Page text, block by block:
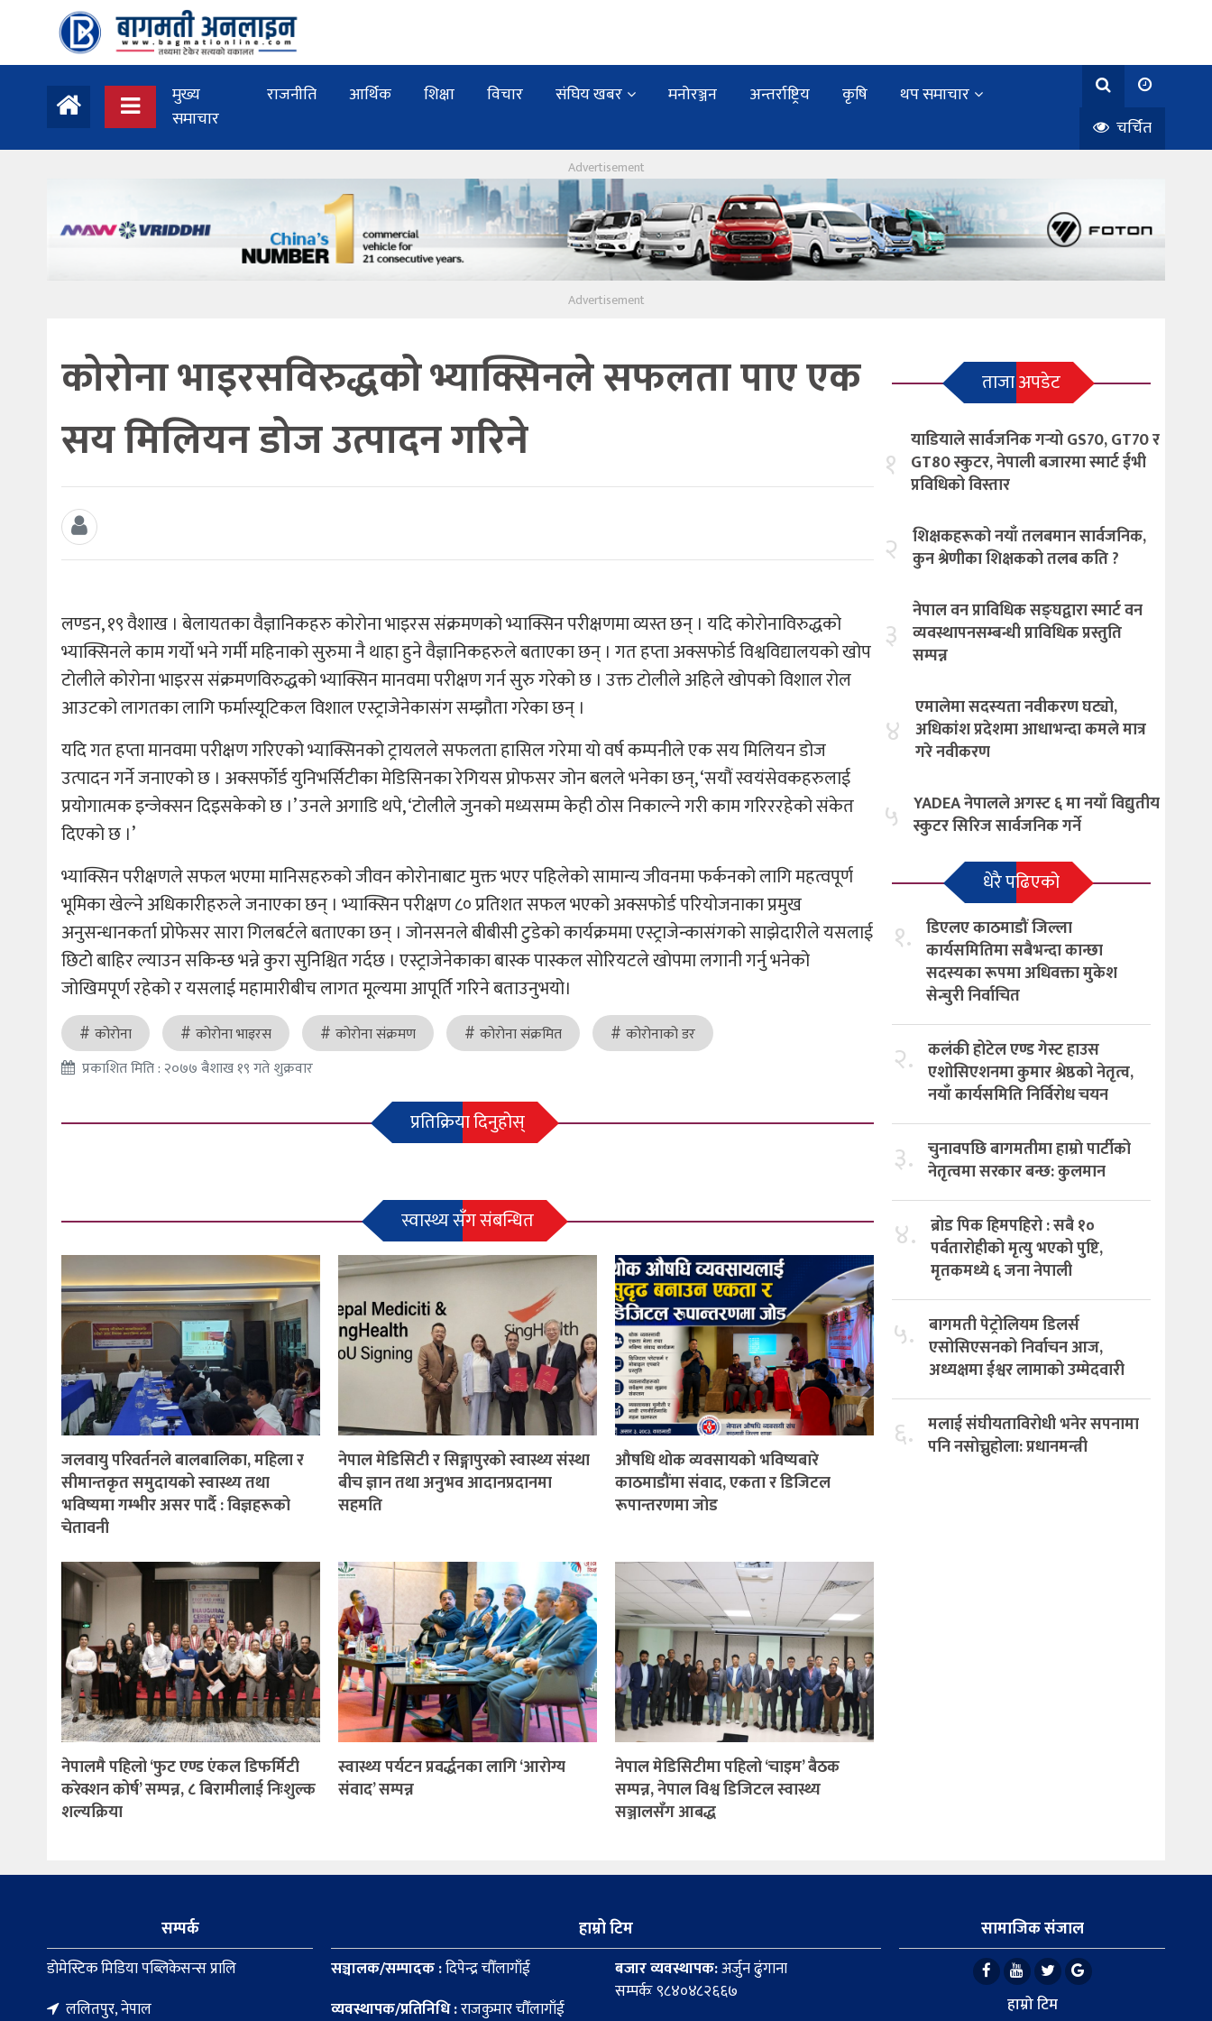
मुख्य
समाचार
राजनीति आर्थिक शिक्षा विचार संघिय खबर मनोरञ्जन अन्तर्राष्ट्रिय कृषि
थप समाचार
चर्चित
कोरोना भाइरसविरुद्धको भ्याक्सिनले सफलता पाए एक
सय मिलियन डोज उत्पादन गरिने
लण्डन, १९ वैशाख । बेलायतका वैज्ञानिकहरु कोरोना भाइरस संक्रमणको भ्याक्सिन परीक्षणमा व्यस्त छन् । यदि कोरोनाविरुद्धको
भ्याक्सिनले काम गर्यो भने गर्मी महिनाको सुरुमा नै थाहा हुने वैज्ञानिकहरुले बताएका छन् । गत हप्ता अक्सफोर्ड विश्वविद्यालयको खोप
टोलीले कोरोना भाइरस संक्रमणविरुद्धको भ्याक्सिन मानवमा परीक्षण गर्न सुरु गरेको छ । उक्त टोलीले अहिले खोपको विशाल रोल
आउटको लागतका लागि फर्मास्यूटिकल विशाल एस्ट्राजेनेकासंग सम्झौता गरेका छन् ।
यदि गत हप्ता मानवमा परीक्षण गरिएको भ्याक्सिनको ट्रायलले सफलता हासिल गरेमा यो वर्ष कम्पनीले एक सय मिलियन डोज
उत्पादन गर्ने जनाएको छ । अक्सर्फोर्ड युनिभर्सिटीका मेडिसिनका रेगियस प्रोफसर जोन बलले भनेका छन्, ‘सयौं स्वयंसेवकहरुलाई
प्रयोगात्मक इन्जेक्सन दिइसकेको छ ।’ उनले अगाडि थपे, ‘टोलीले जुनको मध्यसम्म केही ठोस निकाल्ने गरी काम गरिररहेको संकेत
दिएको छ ।’
भ्याक्सिन परीक्षणले सफल भएमा मानिसहरुको जीवन कोरोनाबाट मुक्त भएर पहिलेको सामान्य जीवनमा फर्कनको लागि महत्वपूर्ण
भूमिका खेल्ने अधिकारीहरुले जनाएका छन् । भ्याक्सिन परीक्षण ८० प्रतिशत सफल भएको अक्सफोर्ड परियोजनाका प्रमुख
अनुसन्धानकर्ता प्रोफेसर सारा गिलबर्टले बताएका छन् । जोनसनले बीबीसी टुडेको कार्यक्रममा एस्ट्राजेन्कासंगको साझेदारीले यसलाई
छिटोे बाहिर ल्याउन सकिन्छ भन्ने कुरा सुनिश्चित गर्दछ । एस्ट्राजेनेकाका बास्क पास्कल सोरियटले खोपमा लगानी गर्नु भनेको
जोखिमपूर्ण रहेको र यसलाई महामारीबीच लागत मूल्यमा आपूर्ति गरिने बताउनुभयो।
कोरोना कोरोना भाइरस कोरोना संक्रमण कोरोना संक्रमित
कोरोनाको डर
प्रकाशित मिति : २०७७ बैशाख १९ गते शुक्रवार
प्रतिक्रिया दिनुहोस्
स्वास्थ्य सँग संबन्धित
जलवायु परिवर्तनले बालबालिका, महिला र
सीमान्तकृत समुदायको स्वास्थ्य तथा
भविष्यमा गम्भीर असर पार्दै : विज्ञहरूको
चेतावनी
नेपाल मेडिसिटी र सिङ्गापुरको स्वास्थ्य संस्था
बीच ज्ञान तथा अनुभव आदानप्रदानमा
सहमति
औषधि थोक व्यवसायको भविष्यबारे
काठमाडौंमा संवाद, एकता र डिजिटल
रूपान्तरणमा जोड
नेपालमै पहिलो ‘फुट एण्ड एंकल डिफर्मिटी
करेक्शन कोर्ष’ सम्पन्न, ८ बिरामीलाई निःशुल्क
शल्यक्रिया
स्वास्थ्य पर्यटन प्रवर्द्धनका लागि ‘आरोग्य
संवाद’ सम्पन्न
नेपाल मेडिसिटीमा पहिलो ‘चाइम’ बैठक
सम्पन्न, नेपाल विश्व डिजिटल स्वास्थ्य
सञ्जालसँग आबद्ध
ताजा अपडेट
१
याडियाले सार्वजनिक गर्‍यो GS70, GT70 र
GT80 स्कुटर, नेपाली बजारमा स्मार्ट ईभी
प्रविधिको विस्तार
२ शिक्षकहरूको नयाँ तलबमान सार्वजनिक,
कुन श्रेणीका शिक्षकको तलब कति ?
३
नेपाल वन प्राविधिक सङ्घद्वारा स्मार्ट वन
व्यवस्थापनसम्बन्धी प्राविधिक प्रस्तुति
सम्पन्न
४
एमालेमा सदस्यता नवीकरण घट्यो,
अधिकांश प्रदेशमा आधाभन्दा कमले मात्र
गरे नवीकरण
५ YADEA नेपालले अगस्ट ६ मा नयाँ विद्युतीय
स्कुटर सिरिज सार्वजनिक गर्ने
धेरै पढिएको
१. डिएलए काठमाडौं जिल्ला
कार्यसमितिमा सबैभन्दा कान्छा
सदस्यका रूपमा अधिवक्ता मुकेश
सेन्चुरी निर्वाचित
२. कलंकी होटेल एण्ड गेस्ट हाउस
एशोसिएशनमा कुमार श्रेष्ठको नेतृत्व,
नयाँ कार्यसमिति निर्विरोध चयन
३. चुनावपछि बागमतीमा हाम्राे पार्टीको
नेतृत्वमा सरकार बन्छ: कुलमान
४. ब्रोड पिक हिमपहिरो : सबै १०
पर्वतारोहीको मृत्यु भएको पुष्टि,
मृतकमध्ये ६ जना नेपाली
५. बागमती पेट्रोलियम डिलर्स
एसोसिएसनको निर्वाचन आज,
अध्यक्षमा ईश्वर लामाको उम्मेदवारी
६. मलाई संघीयताविरोधी भनेर सपनामा
पनि नसोच्नुहोला: प्रधानमन्त्री
सम्पर्क
डाेमेस्टिक मिडिया पब्लिकेसन्स प्रालि
ललितपुर, नेपाल
हाम्रो टिम
सञ्चालक/सम्पादक :दिपेन्द्र चौँलागाँई
व्यवस्थापक/प्रतिनिधि :राजकुमार चौँलागाँई
बजार व्यवस्थापक:अर्जुन ढुंगाना
सम्पर्कः ९८४०४८२६६७
सामाजिक संजाल
हाम्रो टिम